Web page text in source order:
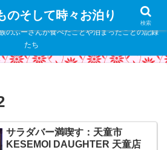
のふーさんが食べたことや泊まったことの記録
たち
サラダバー満喫す：天童市
KESEMOI DAUGHTER 天童店
のそして時々お泊り
検索